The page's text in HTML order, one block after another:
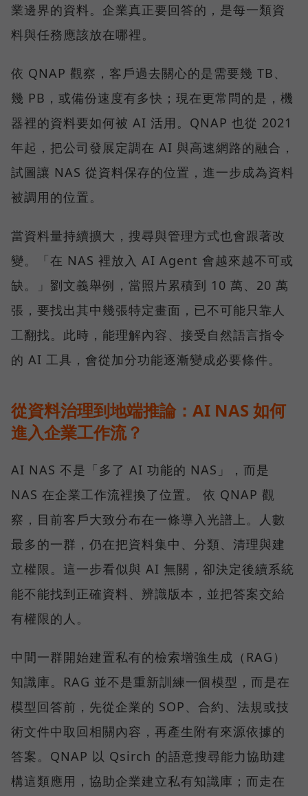
業邊界的資料。企業真正要回答的，是每一類資
料與任務應該放在哪裡。
依 QNAP 觀察，客戶過去關心的是需要幾 TB、
幾 PB，或備份速度有多快；現在更常問的是，機
器裡的資料要如何被 AI 活用。QNAP 也從 2021
年起，把公司發展定調在 AI 與高速網路的融合，
試圖讓 NAS 從資料保存的位置，進一步成為資料
被調用的位置。
當資料量持續擴大，搜尋與管理方式也會跟著改
變。「在 NAS 裡放入 AI Agent 會越來越不可或
缺。」劉文義舉例，當照片累積到 10 萬、20 萬
張，要找出其中幾張特定畫面，已不可能只靠人
工翻找。此時，能理解內容、接受自然語言指令
的 AI 工具，會從加分功能逐漸變成必要條件。
從資料治理到地端推論：AI NAS 如何
進入企業工作流？
AI NAS 不是「多了 AI 功能的 NAS」，而是
NAS 在企業工作流裡換了位置。 依 QNAP 觀
察，目前客戶大致分布在一條導入光譜上。人數
最多的一群，仍在把資料集中、分類、清理與建
立權限。這一步看似與 AI 無關，卻決定後續系統
能不能找到正確資料、辨識版本，並把答案交給
有權限的人。
中間一群開始建置私有的檢索增強生成（RAG）
知識庫。RAG 並不是重新訓練一個模型，而是在
模型回答前，先從企業的 SOP、合約、法規或技
術文件中取回相關內容，再產生附有來源依據的
答案。QNAP 以 Qsirch 的語意搜尋能力協助建
構這類應用，協助企業建立私有知識庫；而走在